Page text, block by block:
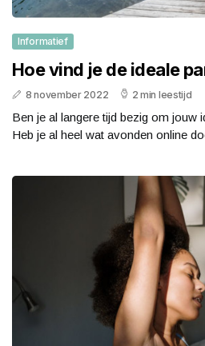
Informatief
Hoe vind je de ideale
8 november 2022 2 min leestijd
Ben je al langere tijd bezig om jouw
Heb je al heel wat avonden online